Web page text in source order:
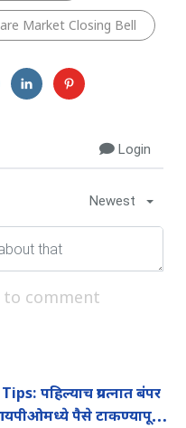
Market Closing Bell
Login
Newest
comment
पहिल्याच प्रयत्नात बंपर
पैसे टाकण्यापूर्वी